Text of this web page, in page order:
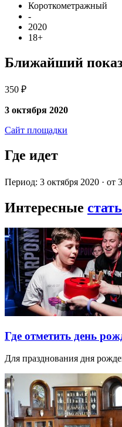
Короткометражный
-
2020
18+
Ближайший показ
350 ₽
3 октября 2020
Сайт площадки
Где идет
Период: 3 октября 2020 · от
Интересные
Где отметить день
Для празднования дня